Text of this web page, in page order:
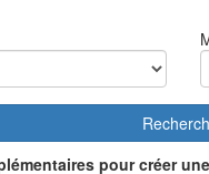
pour créer